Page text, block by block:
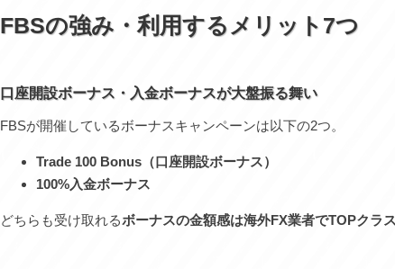
FBSの強み・利用するメリット7つ
口座開設ボーナス・入金ボーナスが大盤振る舞い
FBSが開催しているボーナスキャンペーンは以下の2つ。
Trade 100 Bonus（口座開設ボーナス）
100%入金ボーナス
どちらも受け取れるボーナスの金額感は海外FX業者でTOPクラス